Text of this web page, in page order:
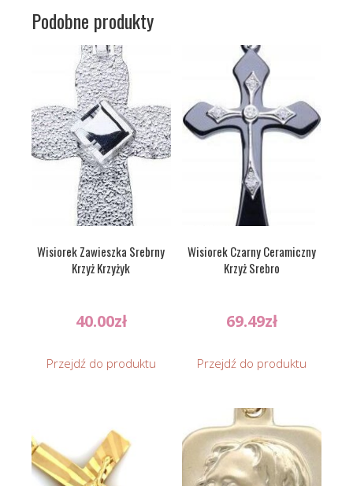
Podobne produkty
Wisiorek Zawieszka Srebrny
Krzyż Krzyżyk
40.00zł
Przejdź do produktu
Wisiorek Czarny Ceramiczny
Krzyż Srebro
69.49zł
Przejdź do produktu